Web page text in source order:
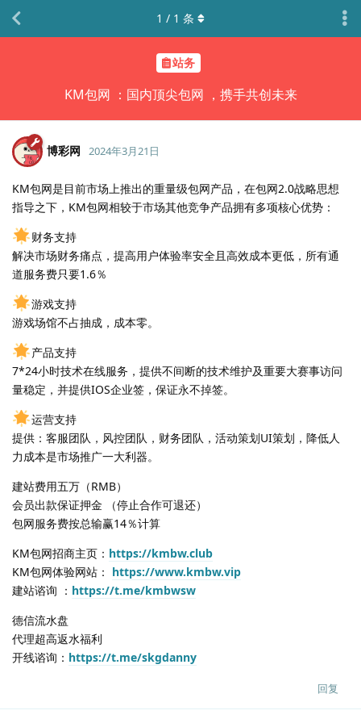
站务
KM包网 ：国内顶尖包网 ，携手共创未来
1 / 1 条
博彩网 2024年3月21日
KM包网是目前市场上推出的重量级包网产品，在包网2.0战略思想
指导之下，KM包网相较于市场其他竞争产品拥有多项核心优势：
财务支持
解决市场财务痛点，提高用户体验率安全且高效成本更低，所有通
道服务费只要1.6％
游戏支持
游戏场馆不占抽成，成本零。
产品支持
7*24小时技术在线服务，提供不间断的技术维护及重要大赛事访问
量稳定，并提供IOS企业签，保证永不掉签。
运营支持
提供：客服团队，风控团队，财务团队，活动策划UI策划，降低人
力成本是市场推广一大利器。
建站费用五万（RMB）
会员出款保证押金 （停止合作可退还）
包网服务费按总输赢14％计算
KM包网招商主页： https://kmbw.club
KM包网体验网站： https://www.kmbw.vip
建站谘询 ： https://t.me/kmbwsw
德信流水盘
代理超高返水福利
开线谘询： https://t.me/skgdanny
回复